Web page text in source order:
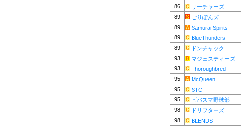
86
リーチャーズ
89
ごりぽんズ
89
Samurai Spirits
89
BlueThunders
89
ドンチャック
93
マジェスティーズ
93
Thoroughbred
95
McQueen
95
STC
95
ビバスマ野球部
98
ドリフターズ
98
BLENDS